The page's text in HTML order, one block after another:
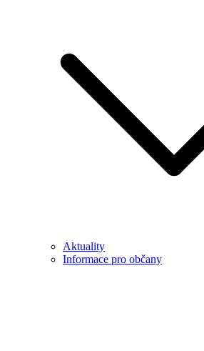
Aktuality
Informace pro občany